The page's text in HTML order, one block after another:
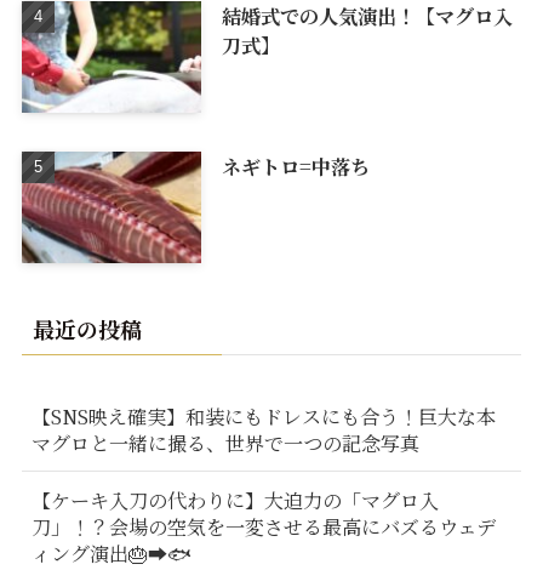
結婚式での人気演出！【マグロ入
刀式】
ネギトロ=中落ち
最近の投稿
【SNS映え確実】和装にもドレスにも合う！巨大な本
マグロと一緒に撮る、世界で一つの記念写真
【ケーキ入刀の代わりに】大迫力の「マグロ入
刀」！？会場の空気を一変させる最高にバズるウェデ
ィング演出🎂➡️🐟